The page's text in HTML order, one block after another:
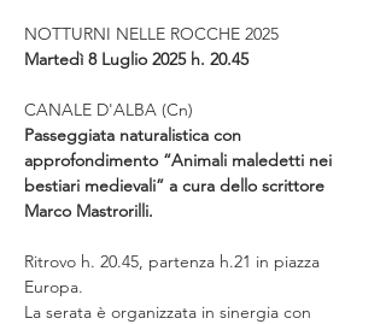
NOTTURNI NELLE ROCCHE 2025
Martedì 8 Luglio 2025 h. 20.45
CANALE D'ALBA (Cn)
Passeggiata naturalistica con
approfondimento “Animali maledetti nei
bestiari medievali” a cura dello scrittore
Marco Mastrorilli.
Ritrovo h. 20.45, partenza h.21 in piazza
Europa.
La serata è organizzata in sinergia con